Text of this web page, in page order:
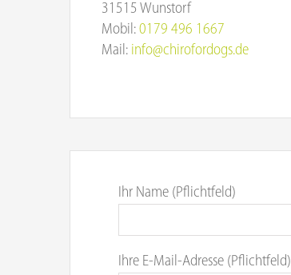
31515 Wunstorf
Mobil: 0179 496 1667
Mail: info@chirofordogs.de
Ihr Name (Pflichtfeld)
Ihre E-Mail-Adresse (Pflichtfeld)